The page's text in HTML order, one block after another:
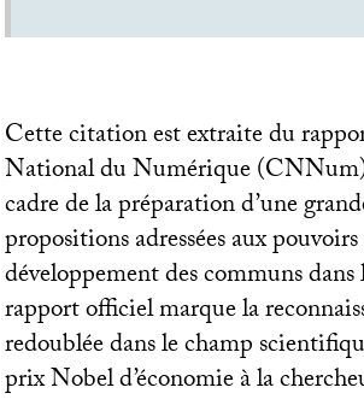
Cette citation est extraite du
National du Numérique
cadre de la préparation d’une
propositions adressées aux
développement des communs dans
rapport officiel marque la
redoublée dans le champ
prix Nobel d’économie à la